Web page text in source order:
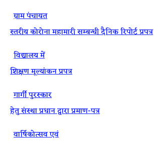
ग्राम पंचायत
स्तरीय कोरोना महामारी सम्बन्धी दैनिक रिपोर्ट प्रपत्र
विद्यालय में
शिक्षण मूल्यांकन प्रपत्र
गार्गी पुरस्कार
हेतु संस्था प्रधान द्वारा प्रमाण-पत्र
वार्षिकोत्सव एवं